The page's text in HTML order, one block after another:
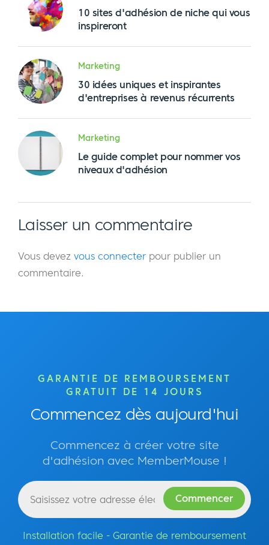
10 sites d'adhésion de niche qui vous
inspireront
Marketing
30 idées uniques et inspirantes
d'entreprises à revenus récurrents
Marketing
Le guide complet pour nommer vos
niveaux d'adhésion
Laisser un commentaire
Vous devez vous connecter pour publier un
commentaire.
GARANTIE DE REMBOURSEMENT
GRATUIT DE 14 JOURS
Commencez dès aujourd'hui
Commencez à créer votre site
d'adhésion avec MemberMouse !
Installation facile - Garantie de remboursement